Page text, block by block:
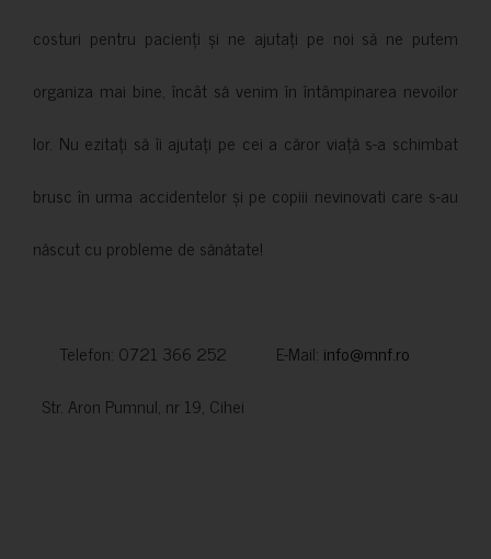
costuri pentru pacienți și ne ajutați pe noi să ne putem
organiza mai bine, încât să venim în întâmpinarea nevoilor
lor. Nu ezitați să îi ajutați pe cei a căror viață s-a schimbat
brusc în urma accidentelor și pe copiii nevinovati care s-au
născut cu probleme de sănătate!
Telefon: 0721 366 252 E-Mail: info@mnf.ro
Str. Aron Pumnul, nr 19, Cihei